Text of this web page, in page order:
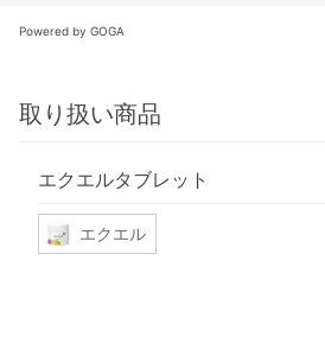
Powered by GOGA
取り扱い商品
エクエルタブレット
エクエル